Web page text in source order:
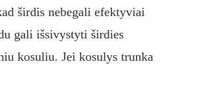
širdis nebegali efektyviai
gali išsivystyti širdies
kosuliu. Jei kosulys trunka